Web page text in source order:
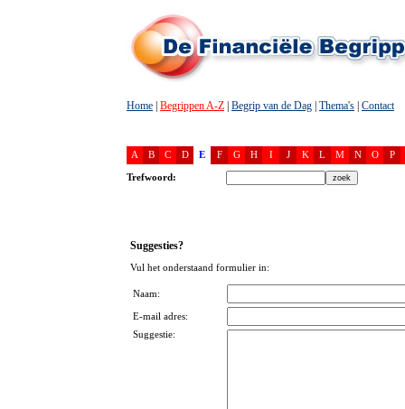
Home Begrippen A-Z Begrip van de Dag Thema's Contact
A B C D E F G H I J K L M N O P
Trefwoord:
Suggesties?
Vul het onderstaand formulier in:
Naam:
E-mail adres:
Suggestie: